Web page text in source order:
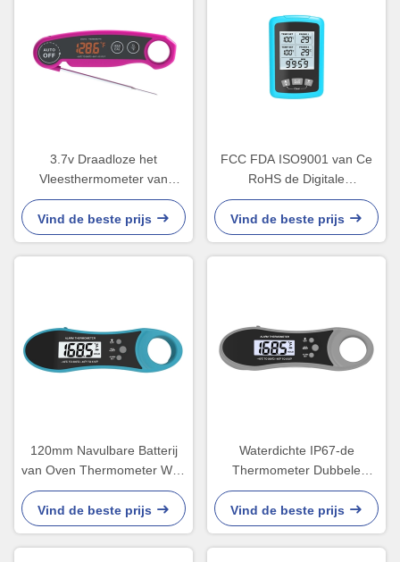
3.7v Draadloze het
Vleesthermometer van
batterijwifi Waterdicht met
LEIDENE Vertoning
Vind de beste prijs
FCC FDA ISO9001 van Ce
RoHS de Digitale
Thermometer van het
BARBECUEvlees met
achterhouder
Vind de beste prijs
120mm Navulbare Batterij
van Oven Thermometer With
3.7V van de Sonde de
Digitale BARBECUE
Vind de beste prijs
Waterdichte IP67-de
Thermometer Dubbele
Sonde van het
BARBECUEvlees voor
Keukenvoedsel
Vind de beste prijs